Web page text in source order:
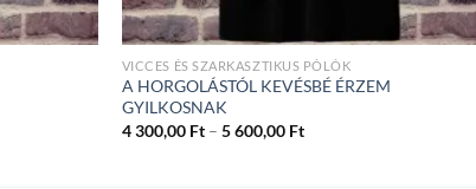
VICCES ÉS SZARKASZTIKUS PÓLÓK
A HORGOLÁSTÓL KEVÉSBÉ ÉRZEM
GYILKOSNAK
4 300,00 Ft – 5 600,00 FtÁrtartomány: